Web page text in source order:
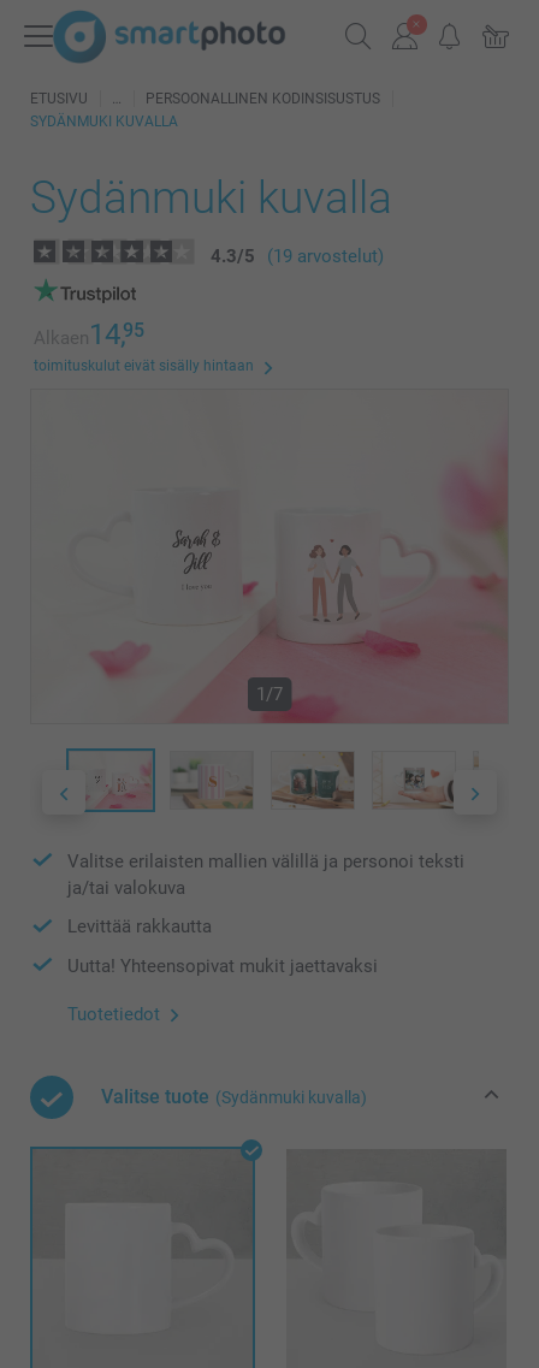
ETUSIVU
PERSOONALLINEN KODINSISUSTUS
SYDÄNMUKI KUVALLA
Sydänmuki kuvalla
4.3/5 (19 arvostelut)
Alkaen14,95
toimituskulut eivät sisälly hintaan
1/7
Valitse erilaisten mallien välillä ja personoi teksti
ja/tai valokuva
Levittää rakkautta
Uutta! Yhteensopivat mukit jaettavaksi
Tuotetiedot
Valitse tuote (Sydänmuki kuvalla)